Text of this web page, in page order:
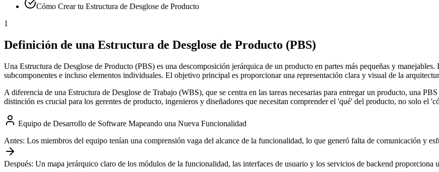
Cómo Crear tu Estructura de Desglose de Producto
1
Definición de una Estructura de Desglose de Producto (PBS)
Una Estructura de Desglose de Producto (PBS) es una descomposición jerárquica de un producto en partes más pequeñas y
subcomponentes e incluso elementos individuales. El objetivo principal es proporcionar una representación clara y visual de la
A diferencia de una Estructura de Desglose de Trabajo (WBS), que se centra en las tareas necesarias para entregar un producto, una
distinción es crucial para los gerentes de producto, ingenieros y diseñadores que necesitan comprender el 'qué' del producto, no solo el
Equipo de Desarrollo de Software Mapeando una Nueva Funcionalidad
Antes: Los miembros del equipo tenían una comprensión vaga del alcance de la funcionalidad, lo que generó falta de comunicación y
Después: Un mapa jerárquico claro de los módulos de la funcionalidad, las interfaces de usuario y los servicios de backend proporciona